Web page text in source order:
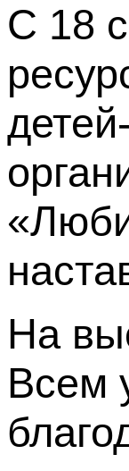
С 18
На
Всем